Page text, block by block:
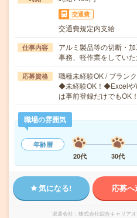
交通費
交通費規定内支給
仕事内容
アルミ製品等の切断・
事務、軽作業をしてい
応募資格
職種未経験OK / ブラン
◆未経験OK！◆Excelや
は事前登録だけでもOK
職場の雰囲気
年齢層
20代
30代
気になる! 応募へ
派遣会社 株式会社綜合キャリア